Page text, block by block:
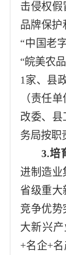
击侵权假
品牌保护
“中国 老
“皖美农品
1家、县
（责任单
改委、 县
务局按职
3.培
进制造业
省级重大
竞争优势
大新兴
+名企+名